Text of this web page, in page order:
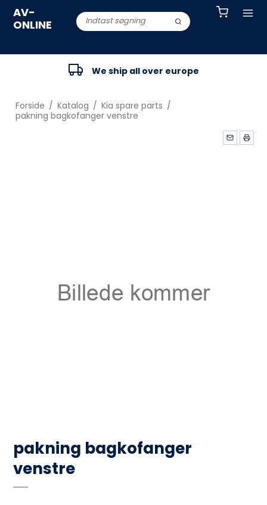
AV-
ONLINE
We ship all over europe
Forside / Katalog / Kia spare parts /
pakning bagkofanger venstre
pakning bagkofanger
venstre